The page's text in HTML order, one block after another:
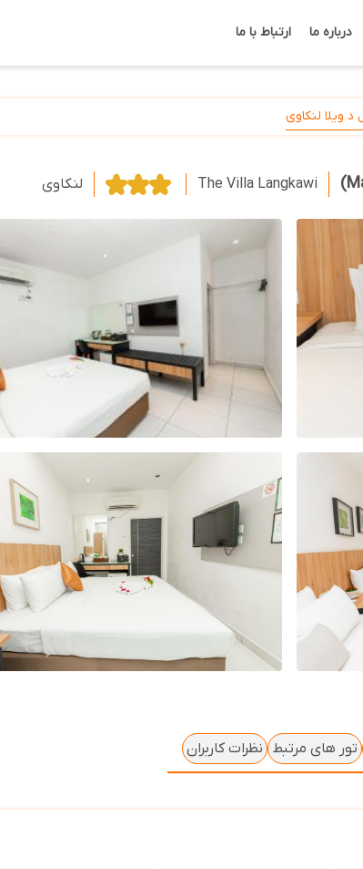
درباره ما ارتباط با ما
د ویلا لنکاوی
The Villa Langkawi لنکاوی
تور های مرتبط نظرات کاربران